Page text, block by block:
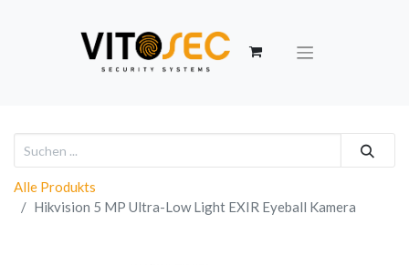
Alle Produkts
Hikvision 5 MP Ultra-Low Light EXIR Eyeball Kamera